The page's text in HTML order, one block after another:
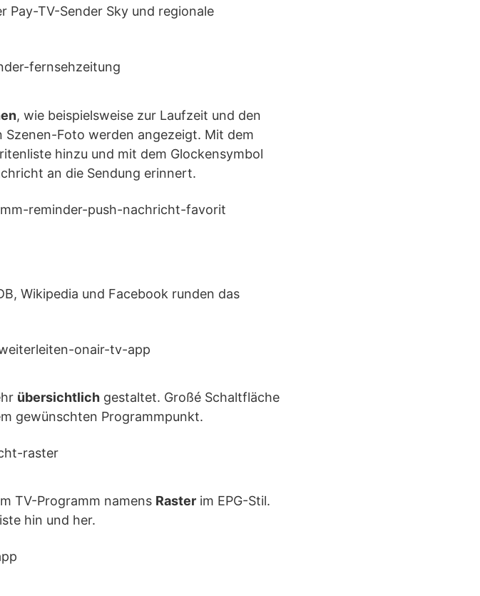
Pay-TV-Sender Sky und regionale
, wie beispielsweise zur Laufzeit und den
Szenen-Foto werden angezeigt. Mit dem
hinzu und mit dem Glockensymbol
an die Sendung erinnert.
Wikipedia und Facebook runden das
übersichtlich gestaltet. Großé Schaltfläche
gewünschten Programmpunkt.
TV-Programm namens Raster im EPG-Stil.
hin und her.